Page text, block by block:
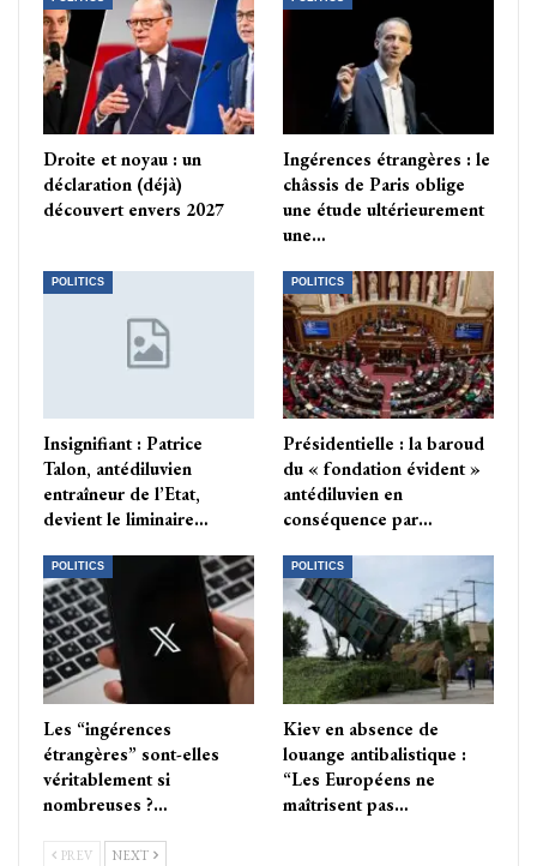
Droite et noyau : un
déclaration (déjà)
découvert envers 2027
Ingérences étrangères : le
châssis de Paris oblige
une étude ultérieurement
une…
POLITICS
Insignifiant : Patrice
Talon, antédiluvien
entraîneur de l’Etat,
devient le liminaire…
POLITICS
Présidentielle : la baroud
du « fondation évident »
antédiluvien en
conséquence par…
POLITICS
Les “ingérences
étrangères” sont-elles
véritablement si
nombreuses ?…
POLITICS
Kiev en absence de
louange antibalistique :
“Les Européens ne
maîtrisent pas…
PREV NEXT